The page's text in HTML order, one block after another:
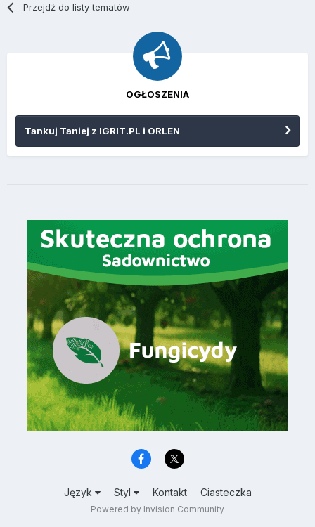
Przejdź do listy tematów
OGŁOSZENIA
Tankuj Taniej z IGRIT.PL i ORLEN
Język Styl Kontakt Ciasteczka
Powered by Invision Community